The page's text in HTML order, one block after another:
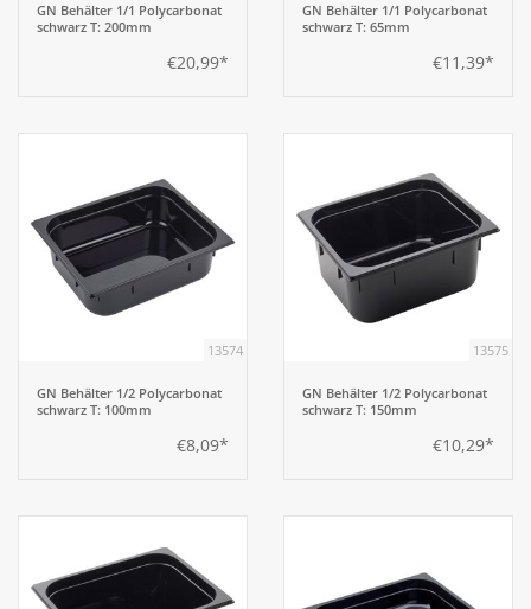
GN Behälter 1/1 Polycarbonat
schwarz T: 200mm
€20,99*
GN Behälter 1/1 Polycarbonat
schwarz T: 65mm
€11,39*
13574
GN Behälter 1/2 Polycarbonat
schwarz T: 100mm
€8,09*
13575
GN Behälter 1/2 Polycarbonat
schwarz T: 150mm
€10,29*